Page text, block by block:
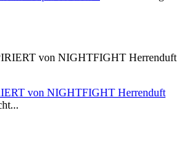
von NIGHTFIGHT Herrenduft